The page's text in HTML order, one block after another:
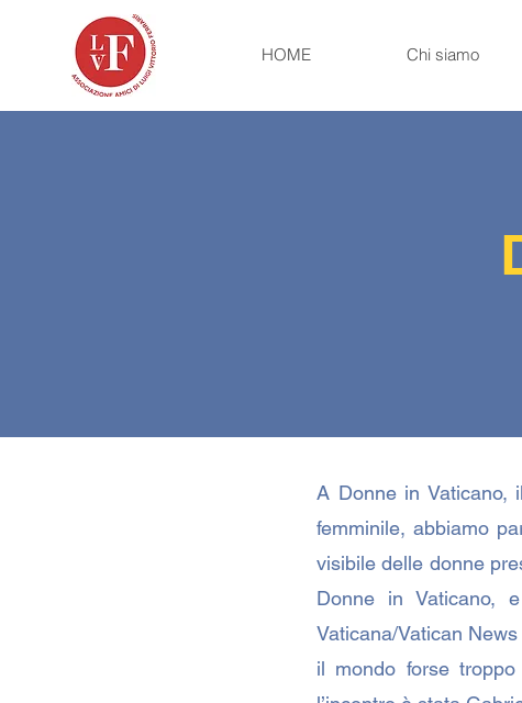
HOME Chi siamo
A Donne in Vaticano,
femminile, abbiamo
visibile delle donne
Donne in Vaticano,
Vaticana/Vatican
il mondo forse